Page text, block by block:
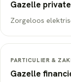
Gazelle
Zorgeloos
PARTICULIER &
Gazelle